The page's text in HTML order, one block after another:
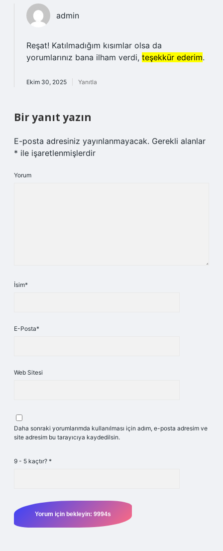
admin
Reşat! Katılmadığım kısımlar olsa da
yorumlarınız bana ilham verdi, teşekkür ederim.
Ekim 30, 2025 Yanıtla
Bir yanıt yazın
E-posta adresiniz yayınlanmayacak. Gerekli alanlar
* ile işaretlenmişlerdir
Yorum
İsim*
E-Posta*
Web Sitesi
Daha sonraki yorumlarımda kullanılması için adım, e-posta adresim ve
site adresim bu tarayıcıya kaydedilsin.
9 - 5 kaçtır? *